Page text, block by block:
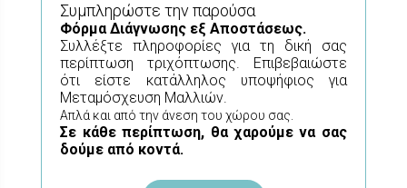
Συμπληρώστε την παρούσα
Φόρμα Διάγνωσης εξ Αποστάσεως.
Συλλέξτε πληροφορίες για τη δική σας
περίπτωση τριχόπτωσης. Επιβεβαιώστε
ότι είστε κατάλληλος υποψήφιος για
Μεταμόσχευση Μαλλιών.
Απλά και από την άνεση του χώρου σας.
Σε κάθε περίπτωση, θα χαρούμε να σας
δούμε από κοντά.